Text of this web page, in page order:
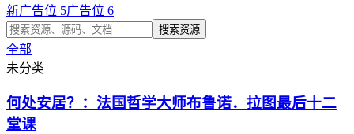
新广告位 5广告位 6
搜索资源
全部
未分类
何处安居？：法国哲学大师布鲁诺．拉图最后十二
堂课